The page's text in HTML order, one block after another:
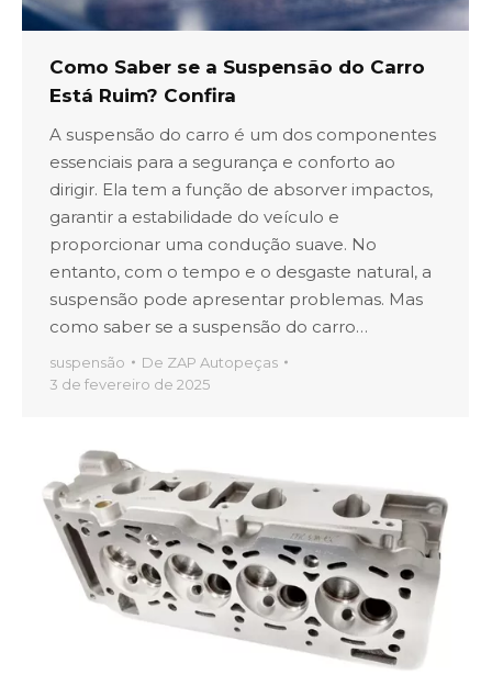
Como Saber se a Suspensão do Carro
Está Ruim? Confira
A suspensão do carro é um dos componentes
essenciais para a segurança e conforto ao
dirigir. Ela tem a função de absorver impactos,
garantir a estabilidade do veículo e
proporcionar uma condução suave. No
entanto, com o tempo e o desgaste natural, a
suspensão pode apresentar problemas. Mas
como saber se a suspensão do carro…
suspensão De ZAP Autopeças
3 de fevereiro de 2025